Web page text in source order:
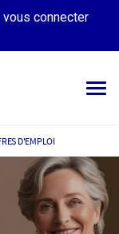
connecter
D'EMPLOI